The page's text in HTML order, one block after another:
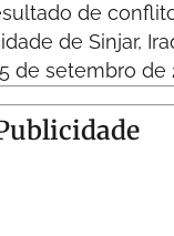
de
de Sinjar,
de setembro de